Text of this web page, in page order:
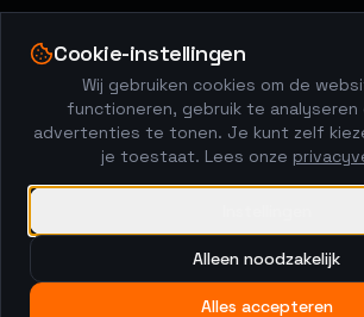
**Temperature** (A, B, C):
Run-flat aanduiding
**★** (BMW), **MO** (Mercedes),
OEM-banden voor specifiek merk
Cookie-instellingen
Wij gebruiken cookies om de
functioneren, gebruik te analyseren
advertenties te tonen. Je kunt zelf
je toestaat. Lees onze
Alleen noodzakelijk
Alles accepteren